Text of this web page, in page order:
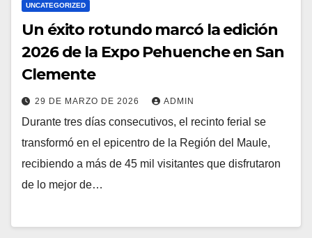
UNCATEGORIZED
Un éxito rotundo marcó la edición
2026 de la Expo Pehuenche en San
Clemente
29 DE MARZO DE 2026 ADMIN
Durante tres días consecutivos, el recinto ferial se
transformó en el epicentro de la Región del Maule,
recibiendo a más de 45 mil visitantes que disfrutaron
de lo mejor de…